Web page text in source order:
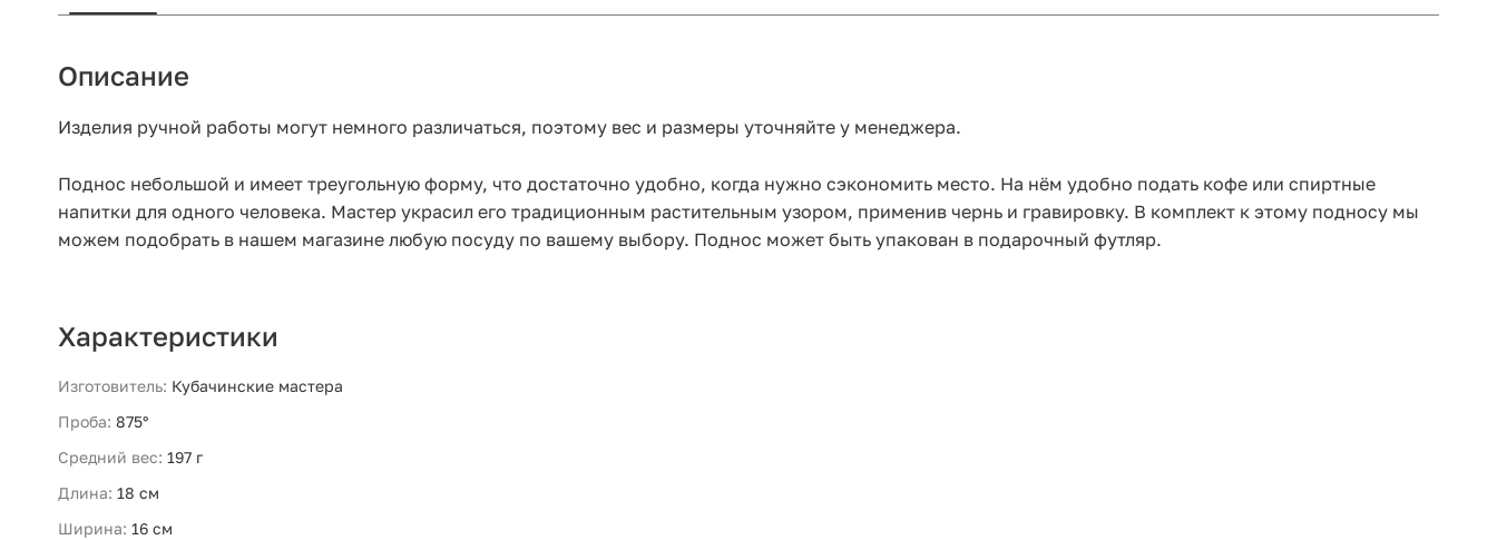
Описание
Изделия ручной работы могут немного различаться, поэтому вес и размеры уточняйте у менеджера.
Поднос небольшой и имеет треугольную форму, что достаточно удобно, когда нужно сэкономить место. На нём удобно подать кофе или спиртные
напитки для одного человека. Мастер украсил его традиционным растительным узором, применив чернь и гравировку. В комплект к этому подносу мы
можем подобрать в нашем магазине любую посуду по вашему выбору. Поднос может быть упакован в подарочный футляр.
Характеристики
Изготовитель: Кубачинские мастера
Проба: 875°
Средний вес: 197 г
Длина: 18 см
Ширина: 16 см